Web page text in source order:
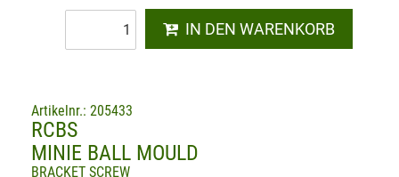
IN DEN WARENKORB
Artikelnr.: 205433
RCBS
MINIE BALL MOULD
BRACKET SCREW